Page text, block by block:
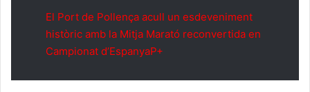
El Port de Pollença acull un esdeveniment
històric amb la Mitja Marató reconvertida en
Campionat d’EspanyaP+